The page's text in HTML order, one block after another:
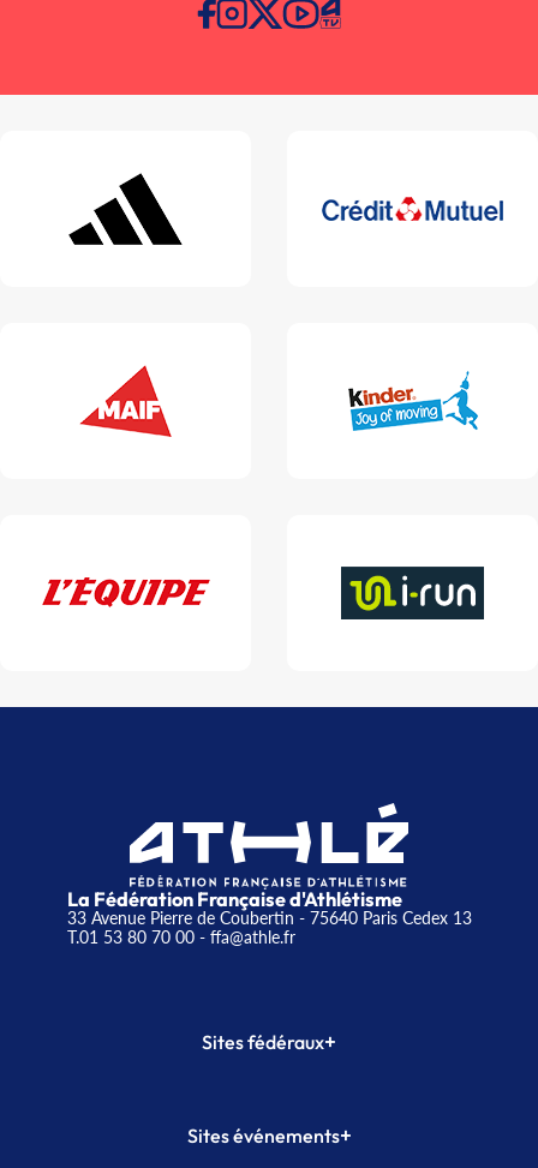
La Fédération Française d'Athlétisme
33 Avenue Pierre de Coubertin - 75640 Paris Cedex 13
T.01 53 80 70 00- ffa@athle.fr
Sites fédéraux+
Plateforme Formation
Sites événements+